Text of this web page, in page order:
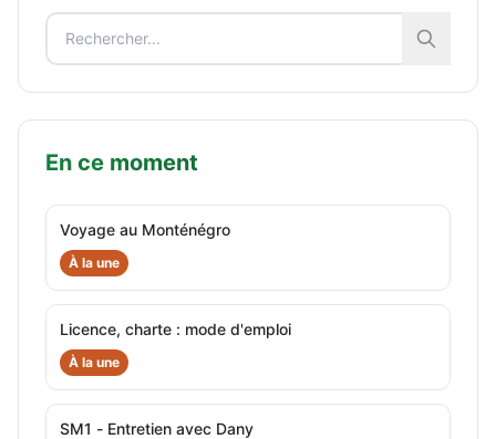
En ce moment
Voyage au Monténégro
À la une
Licence, charte : mode d'emploi
À la une
SM1 - Entretien avec Dany